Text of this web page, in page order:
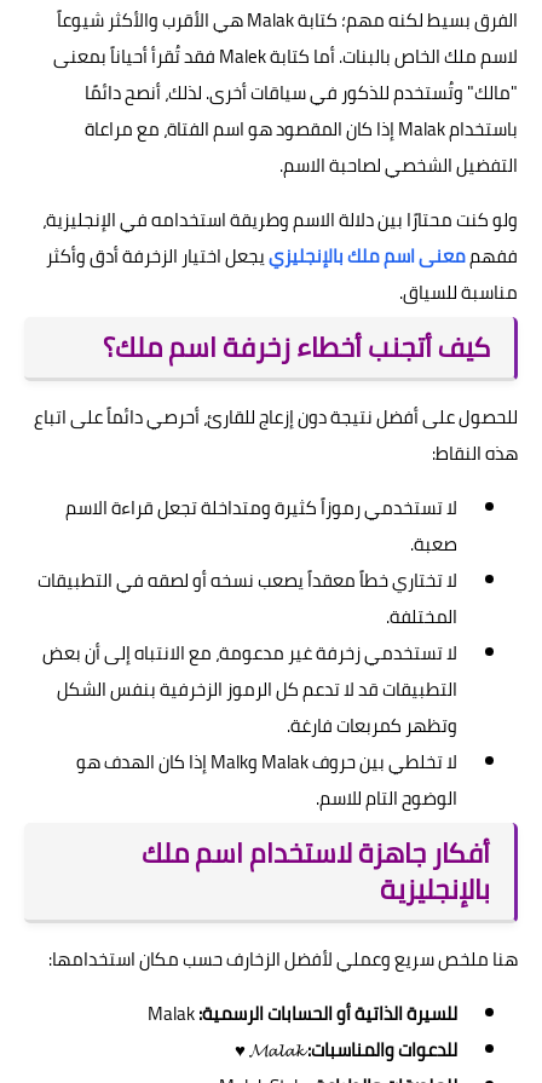
الفرق بسيط لكنه مهم؛ كتابة Malak هي الأقرب والأكثر شيوعاً
لاسم ملك الخاص بالبنات. أما كتابة Malek فقد تُقرأ أحياناً بمعنى
"مالك" وتُستخدم للذكور في سياقات أخرى. لذلك، أنصح دائمًا
باستخدام Malak إذا كان المقصود هو اسم الفتاة، مع مراعاة
التفضيل الشخصي لصاحبة الاسم.
ولو كنت محتارًا بين دلالة الاسم وطريقة استخدامه في الإنجليزية،
ففهممعنى اسم ملك بالإنجليزييجعل اختيار الزخرفة أدق وأكثر
مناسبة للسياق.
كيف أتجنب أخطاء زخرفة اسم ملك؟
للحصول على أفضل نتيجة دون إزعاج للقارئ، أحرصي دائماً على اتباع
هذه النقاط:
لا تستخدمي رموزاً كثيرة ومتداخلة تجعل قراءة الاسم
صعبة.
لا تختاري خطاً معقداً يصعب نسخه أو لصقه في التطبيقات
المختلفة.
لا تستخدمي زخرفة غير مدعومة، مع الانتباه إلى أن بعض
التطبيقات قد لا تدعم كل الرموز الزخرفية بنفس الشكل
وتظهر كمربعات فارغة.
لا تخلطي بين حروف Malak وMalk إذا كان الهدف هو
الوضوح التام للاسم.
أفكار جاهزة لاستخدام اسم ملك
بالإنجليزية
هنا ملخص سريع وعملي لأفضل الزخارف حسب مكان استخدامها:
للسيرة الذاتية أو الحسابات الرسمية:
للدعوات والمناسبات:𝓜𝓪𝓵𝓪𝓴 ♥